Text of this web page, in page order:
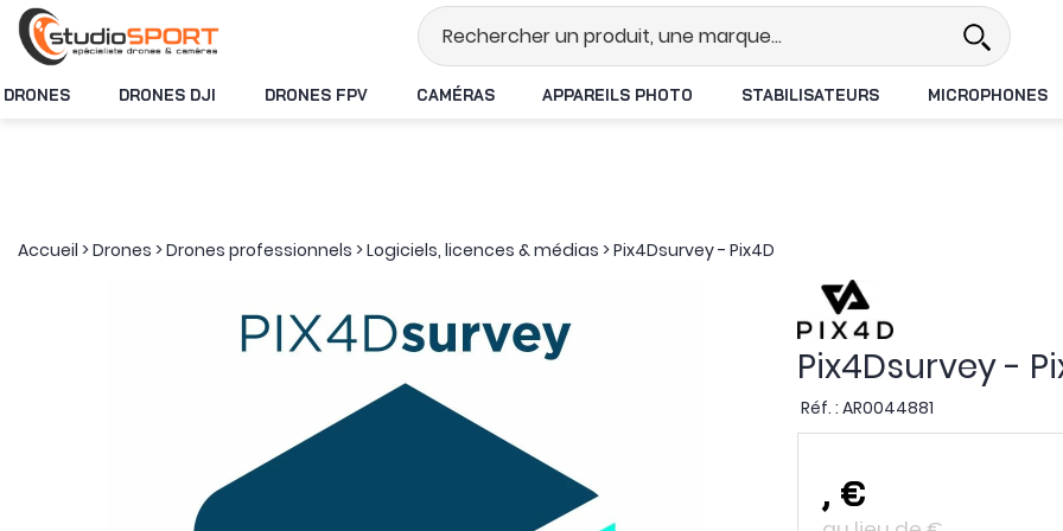
Stock en temps réel
DRONES DRONES DJI DRONES FPV CAMÉRAS APPAREILS PHOTO STABILISATEURS MICROPHONES
Accueil >Drones >Drones professionnels >Logiciels, licences & médias >Pix4Dsurvey - Pix4D
Pix4Dsurvey -
Réf. : AR0044881
, €